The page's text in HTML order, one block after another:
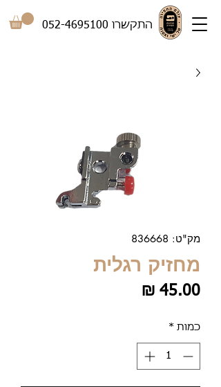
התקשרו 052-4695100
מק"ט: 836668
מחזיק רגלית
כמות *